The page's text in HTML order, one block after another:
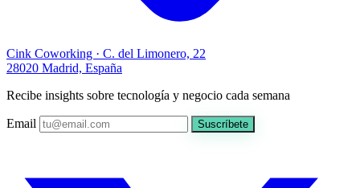
Cink Coworking · C. del Limonero, 22
28020 Madrid, España
Recibe insights sobre tecnología y negocio cada semana
Email Suscríbete